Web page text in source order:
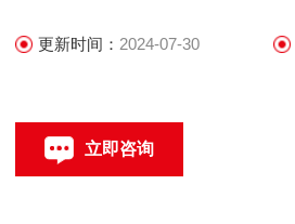
更新时间： 2024-07-30
立即咨询